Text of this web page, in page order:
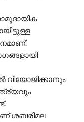
വിയോജിക്കാനും
ശബരിമല